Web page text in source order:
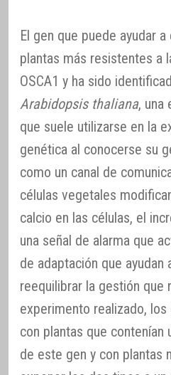
El gen que puede ayudar
plantas más resistentes a
OSCA1 y ha sido
Arabidopsis thaliana, una
que suele utilizarse en la
genética al conocerse su
como un canal de
células vegetales
calcio en las células, el
una señal de alarma que
de adaptación que ayudan
reequilibrar la gestión que
experimento realizado,
con plantas que
de este gen y con plantas